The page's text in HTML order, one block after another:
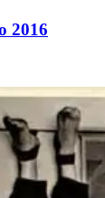
2016